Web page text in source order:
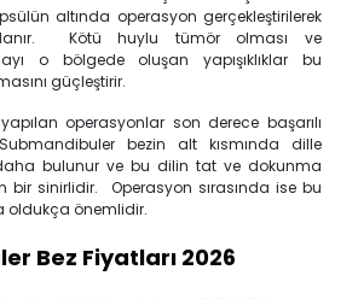
altında operasyon gerçekleştirilerek
Kötü huylu tümör olması ve
o bölgede oluşan yapışıklıklar bu
güçleştirir.
operasyonlar son derece başarılı
bezin alt kısmında dille
bulunur ve bu dilin tat ve dokunma
sinirlidir. Operasyon sırasında ise bu
oldukça önemlidir.
Bez Fiyatları 2026